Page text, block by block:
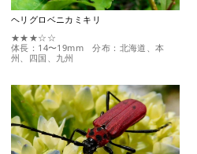
ヘリグロベニカミキリ
★★★☆☆
体長：14〜19mm 分布：北海道、本
州、四国、九州